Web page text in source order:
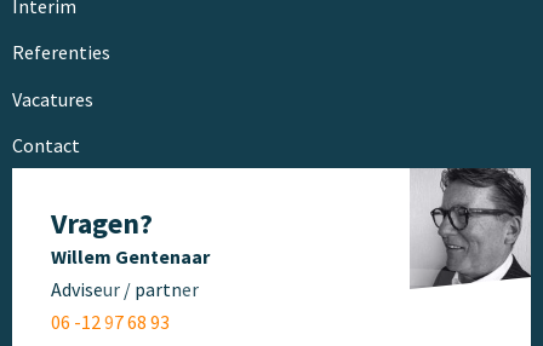
Interim
Referenties
Vacatures
Contact
Vragen?
Willem Gentenaar
Adviseur / partner
06 -12 97 68 93